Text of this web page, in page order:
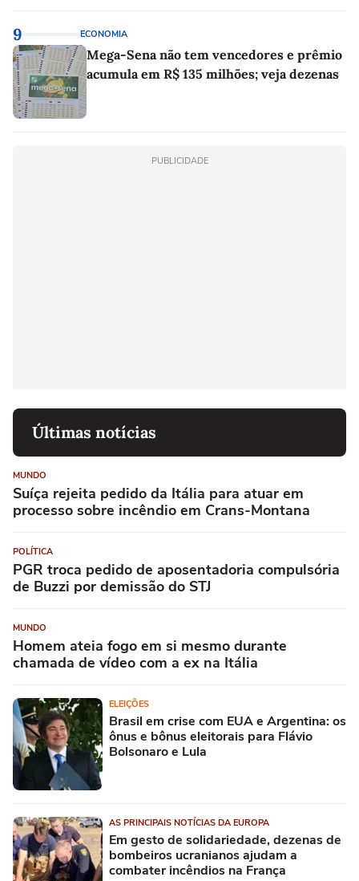
9 ECONOMIA
Mega-Sena não tem vencedores e prêmio
acumula em R$ 135 milhões; veja dezenas
PUBLICIDADE
Últimas notícias
MUNDO
Suíça rejeita pedido da Itália para atuar em
processo sobre incêndio em Crans-Montana
POLÍTICA
PGR troca pedido de aposentadoria compulsória
de Buzzi por demissão do STJ
MUNDO
Homem ateia fogo em si mesmo durante
chamada de vídeo com a ex na Itália
ELEIÇÕES
Brasil em crise com EUA e Argentina: os
ônus e bônus eleitorais para Flávio
Bolsonaro e Lula
AS PRINCIPAIS NOTÍCIAS DA EUROPA
Em gesto de solidariedade, dezenas de
bombeiros ucranianos ajudam a
combater incêndios na França